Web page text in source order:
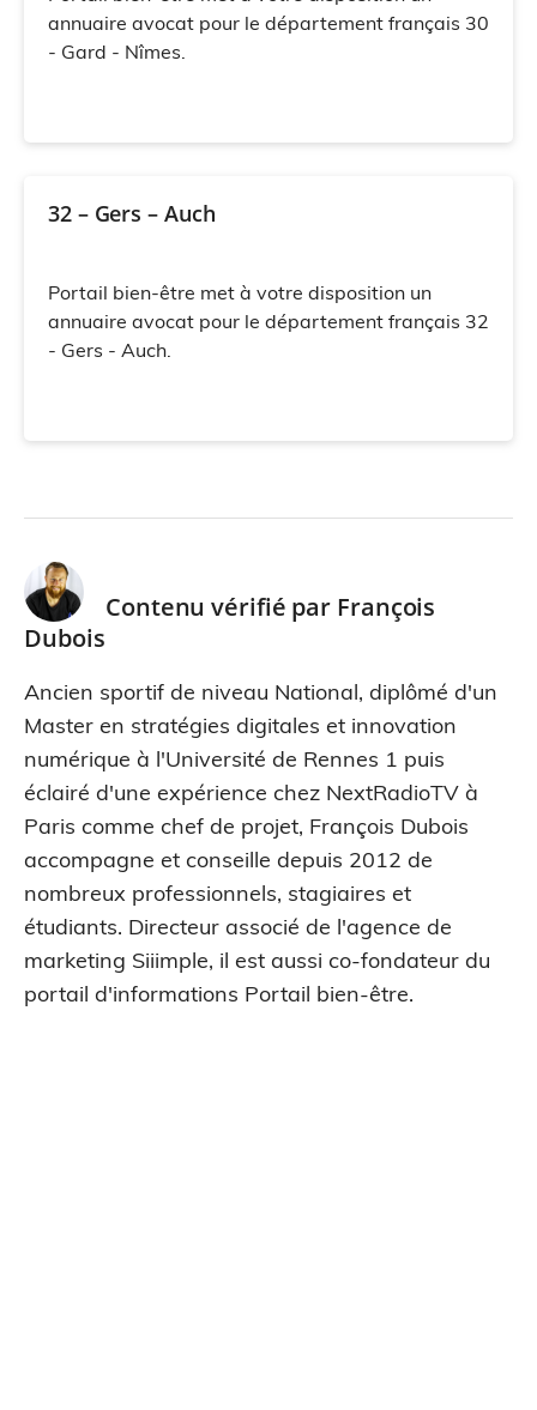
annuaire avocat pour le département français 30
- Gard - Nîmes.
32 – Gers – Auch
Portail bien-être met à votre disposition un
annuaire avocat pour le département français 32
- Gers - Auch.
Contenu vérifié par François
Dubois
Ancien sportif de niveau National, diplômé d'un
Master en stratégies digitales et innovation
numérique à l'Université de Rennes 1 puis
éclairé d'une expérience chez NextRadioTV à
Paris comme chef de projet, François Dubois
accompagne et conseille depuis 2012 de
nombreux professionnels, stagiaires et
étudiants. Directeur associé de l'agence de
marketing Siiimple, il est aussi co-fondateur du
portail d'informations Portail bien-être.